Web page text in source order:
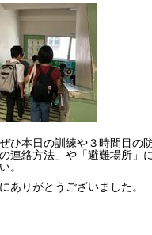
ひ本日の訓練や３時間目の
連絡方法」や「避難場所」
。
ありがとうございました。